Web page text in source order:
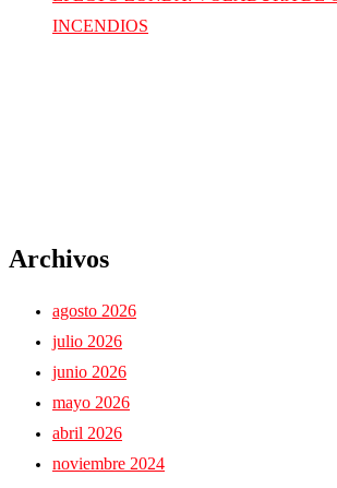
INCENDIOS
Archivos
agosto 2026
julio 2026
junio 2026
mayo 2026
abril 2026
noviembre 2024